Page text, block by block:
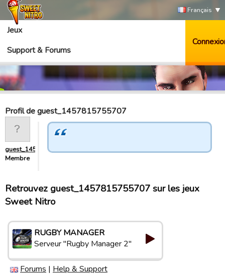
Français
Jeux
Support & Forums
Profil de guest_1457815755707
guest_1457815755707
Membre
Retrouvez guest_1457815755707 sur les jeux
Sweet Nitro
RUGBY MANAGER
Serveur "Rugby Manager 2"
Forums | Help & Support